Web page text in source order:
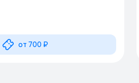
от 700 ₽